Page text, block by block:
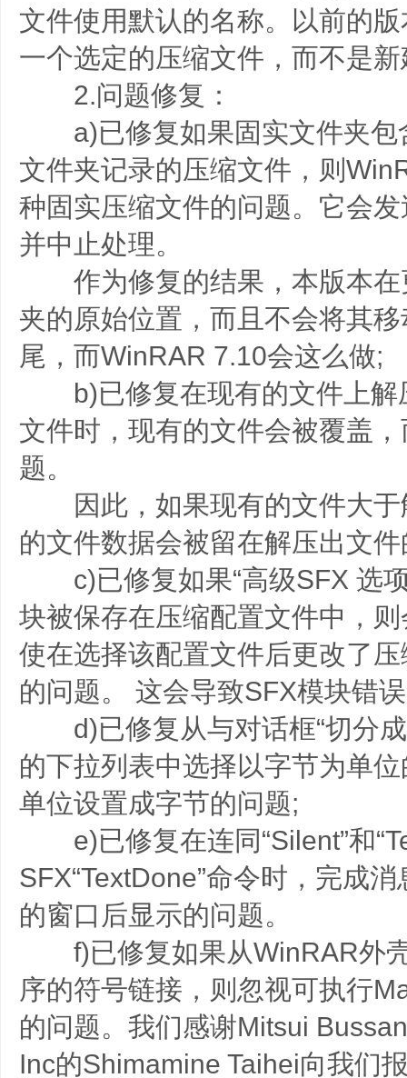
文件使用默认的名称。以前的
一个选定的压缩文件，而不是
2.问题修复：
a)已修复如果固实文件夹包
文件夹记录的压缩文件，则
种固实压缩文件的问题。它会
并中止处理。
作为修复的结果，本版本在
夹的原始位置，而且不会将其
尾，而WinRAR 7.10会这么做;
b)已修复在现有的文件上解
文件时，现有的文件会被覆盖
题。
因此，如果现有的文件大于
的文件数据会被留在解压出文
c)已修复如果“高级SFX 选项
块被保存在压缩配置文件中，
使在选择该配置文件后更改了
的问题。 这会导致SFX模块错
d)已修复从与对话框“切分成
的下拉列表中选择以字节为单
单位设置成字节的问题;
e)已修复在连同“Silent”和
SFX“TextDone”命令时，完成
的窗口后显示的问题。
f)已修复如果从WinRAR外
序的符号链接，则忽视可执行
的问题。我们感谢Mitsui
Inc的Shimamine Taihei向我们